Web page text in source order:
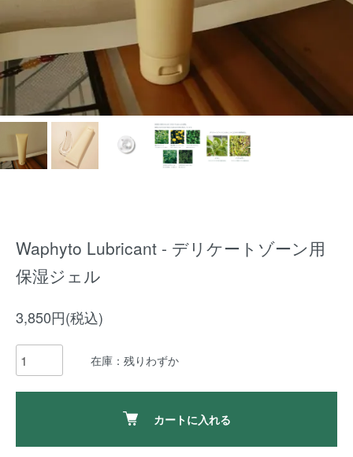
Waphyto Lubricant - デリケートゾーン用
保湿ジェル
3,850円(税込)
在庫：残りわずか
カートに入れる